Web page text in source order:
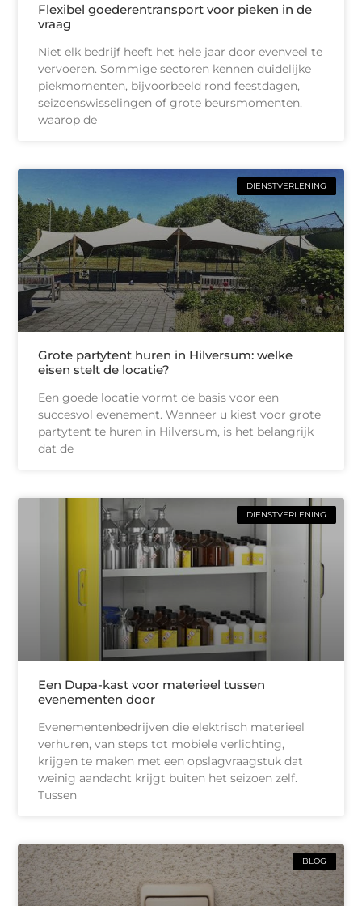
Flexibel goederentransport voor pieken in de
vraag
Niet elk bedrijf heeft het hele jaar door evenveel te
vervoeren. Sommige sectoren kennen duidelijke
piekmomenten, bijvoorbeeld rond feestdagen,
seizoenswisselingen of grote beursmomenten,
waarop de
DIENSTVERLENING
Grote partytent huren in Hilversum: welke
eisen stelt de locatie?
Een goede locatie vormt de basis voor een
succesvol evenement. Wanneer u kiest voor grote
partytent te huren in Hilversum, is het belangrijk
dat de
DIENSTVERLENING
Een Dupa-kast voor materieel tussen
evenementen door
Evenementenbedrijven die elektrisch materieel
verhuren, van steps tot mobiele verlichting,
krijgen te maken met een opslagvraagstuk dat
weinig aandacht krijgt buiten het seizoen zelf.
Tussen
BLOG